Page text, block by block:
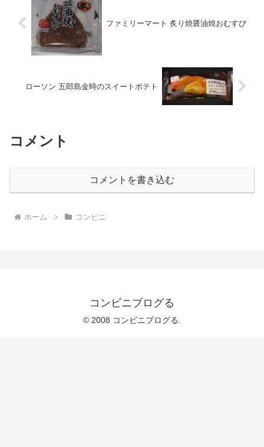
ファミリーマート 炙り焼醤油焼おむすび
ローソン 五郎島金時のスイートポテト
コメント
コメントを書き込む
ホーム コンビニ
コンビニブログる
© 2008 コンビニブログる.